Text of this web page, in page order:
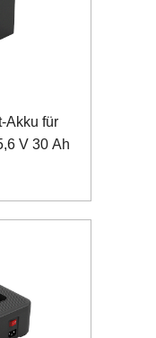
Akku für
V 30 Ah